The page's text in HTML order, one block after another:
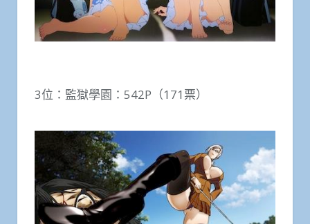
3位：監獄學園：542P（171票）